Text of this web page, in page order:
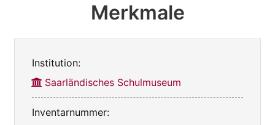
Merkmale
Institution:
Saarländisches Schulmuseum
Inventarnummer: